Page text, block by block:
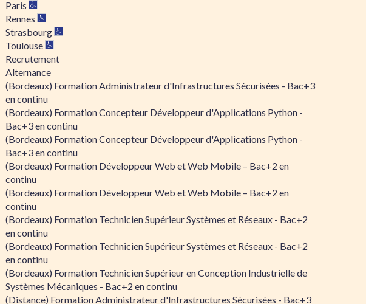
Paris
Rennes
Strasbourg
Toulouse
Recrutement
Alternance
(Bordeaux) Formation Administrateur d'Infrastructures Sécurisées - Bac+3
en continu
(Bordeaux) Formation Concepteur Développeur d'Applications Python -
Bac+3 en continu
(Bordeaux) Formation Concepteur Développeur d'Applications Python -
Bac+3 en continu
(Bordeaux) Formation Développeur Web et Web Mobile – Bac+2 en
continu
(Bordeaux) Formation Développeur Web et Web Mobile – Bac+2 en
continu
(Bordeaux) Formation Technicien Supérieur Systèmes et Réseaux - Bac+2
en continu
(Bordeaux) Formation Technicien Supérieur Systèmes et Réseaux - Bac+2
en continu
(Bordeaux) Formation Technicien Supérieur en Conception Industrielle de
Systèmes Mécaniques - Bac+2 en continu
(Distance) Formation Administrateur d'Infrastructures Sécurisées - Bac+3